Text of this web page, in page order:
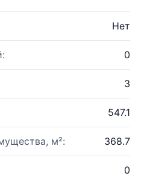
Нет
0
3
547.1
м²: 368.7
0